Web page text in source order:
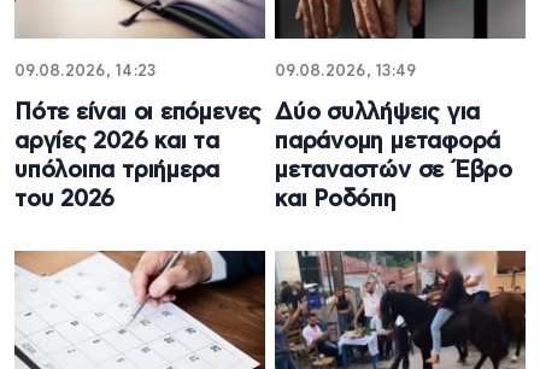
09.08.2026, 14:23
Πότε είναι οι επόμενες
αργίες 2026 και τα
υπόλοιπα τριήμερα
του 2026
09.08.2026, 13:49
Δύο συλλήψεις για
παράνομη μεταφορά
μεταναστών σε Έβρο
και Ροδόπη